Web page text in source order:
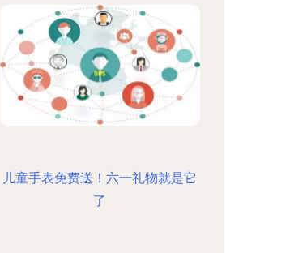
儿童手表免费送！六一礼物就是它
了